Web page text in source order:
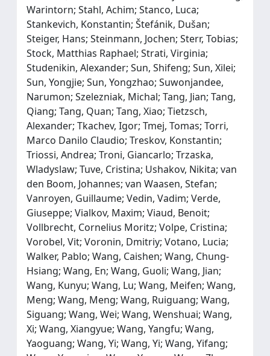
Warintorn; Stahl, Achim; Stanco, Luca;
Stankevich, Konstantin; Štefánik, Dušan;
Steiger, Hans; Steinmann, Jochen; Sterr, Tobias;
Stock, Matthias Raphael; Strati, Virginia;
Studenikin, Alexander; Sun, Shifeng; Sun, Xilei;
Sun, Yongjie; Sun, Yongzhao; Suwonjandee,
Narumon; Szelezniak, Michal; Tang, Jian; Tang,
Qiang; Tang, Quan; Tang, Xiao; Tietzsch,
Alexander; Tkachev, Igor; Tmej, Tomas; Torri,
Marco Danilo Claudio; Treskov, Konstantin;
Triossi, Andrea; Troni, Giancarlo; Trzaska,
Wladyslaw; Tuve, Cristina; Ushakov, Nikita; van
den Boom, Johannes; van Waasen, Stefan;
Vanroyen, Guillaume; Vedin, Vadim; Verde,
Giuseppe; Vialkov, Maxim; Viaud, Benoit;
Vollbrecht, Cornelius Moritz; Volpe, Cristina;
Vorobel, Vit; Voronin, Dmitriy; Votano, Lucia;
Walker, Pablo; Wang, Caishen; Wang, Chung-
Hsiang; Wang, En; Wang, Guoli; Wang, Jian;
Wang, Kunyu; Wang, Lu; Wang, Meifen; Wang,
Meng; Wang, Meng; Wang, Ruiguang; Wang,
Siguang; Wang, Wei; Wang, Wenshuai; Wang,
Xi; Wang, Xiangyue; Wang, Yangfu; Wang,
Yaoguang; Wang, Yi; Wang, Yi; Wang, Yifang;